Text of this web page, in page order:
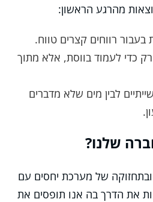
מהרגע הראשון:
רווחים קצרים טווח.
כדי לעמוד בווסת, אלא מתוך
לבין מים שלא מדברים
שלנו?
ובתחזוקה של מערכת יחסים עם
את הדרך בה אנו תופסים את